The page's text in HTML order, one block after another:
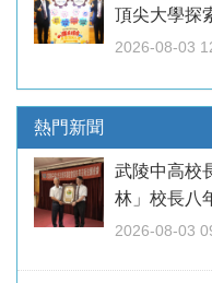
頂尖大學探
2026-08-03
熱門新聞
武陵中高校
林」校長八
2026-08-03